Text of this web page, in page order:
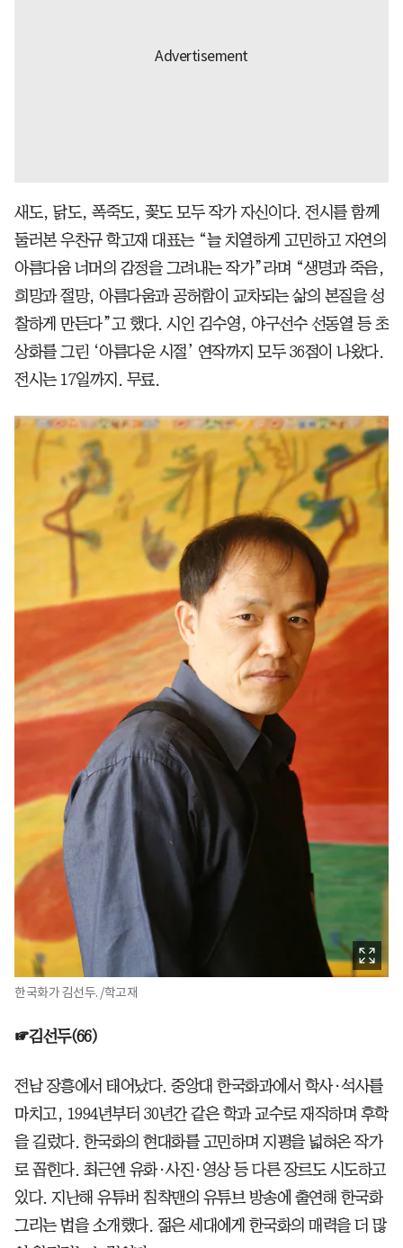
새도, 닭도, 폭죽도, 꽃도 모두 작가 자신이다. 전시를 함께
둘러본 우찬규 학고재 대표는 “늘 치열하게 고민하고 자연의
아름다움 너머의 감정을 그려내는 작가”라며 “생명과 죽음,
희망과 절망, 아름다움과 공허함이 교차되는 삶의 본질을 성
찰하게 만든다”고 했다. 시인 김수영, 야구선수 선동열 등 초
상화를 그린 ‘아름다운 시절’ 연작까지 모두 36점이 나왔다.
전시는 17일까지. 무료.
한국화가 김선두. /학고재
☞김선두(66)
전남 장흥에서 태어났다. 중앙대 한국화과에서 학사·석사를
마치고, 1994년부터 30년간 같은 학과 교수로 재직하며 후학
을 길렀다. 한국화의 현대화를 고민하며 지평을 넓혀온 작가
로 꼽힌다. 최근엔 유화·사진·영상 등 다른 장르도 시도하고
있다. 지난해 유튜버 침착맨의 유튜브 방송에 출연해 한국화
그리는 법을 소개했다. 젊은 세대에게 한국화의 매력을 더 많